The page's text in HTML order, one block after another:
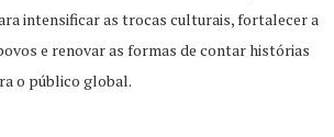
intensificar as trocas culturais, fortalecer a
e renovar as formas de contar histórias
o público global.